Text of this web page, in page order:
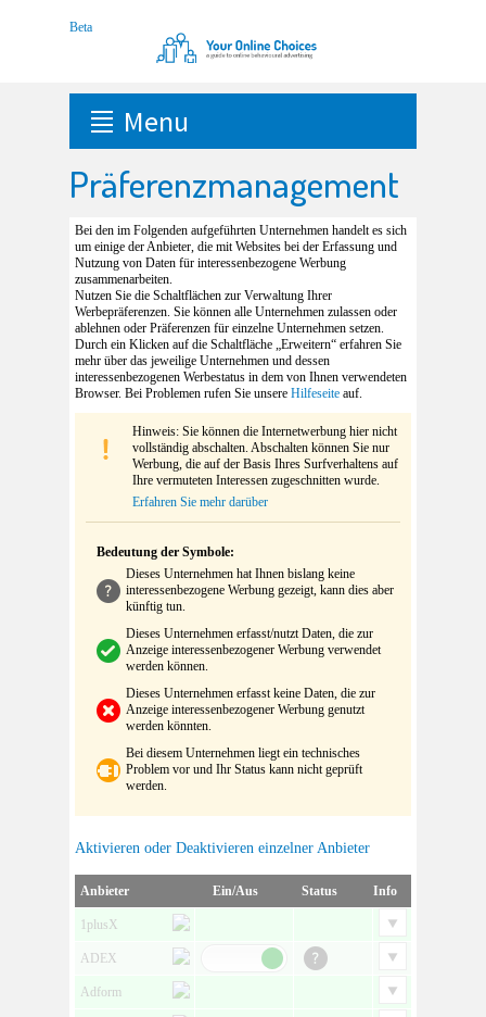
Menu
Präferenzmanagement
Bei den im Folgenden aufgeführten Unternehmen handelt es sich
um einige der Anbieter, die mit Websites bei der Erfassung und
Nutzung von Daten für interessenbezogene Werbung
zusammenarbeiten.
Nutzen Sie die Schaltflächen zur Verwaltung Ihrer
Werbepräferenzen. Sie können alle Unternehmen zulassen oder
ablehnen oder Präferenzen für einzelne Unternehmen setzen.
Durch ein Klicken auf die Schaltfläche „Erweitern“ erfahren Sie
mehr über das jeweilige Unternehmen und dessen
interessenbezogenen Werbestatus in dem von Ihnen verwendeten
Browser. Bei Problemen rufen Sie unsere Hilfeseite auf.
Hinweis: Sie können die Internetwerbung hier nicht
vollständig abschalten. Abschalten können Sie nur
Werbung, die auf der Basis Ihres Surfverhaltens auf
Ihre vermuteten Interessen zugeschnitten wurde.
Erfahren Sie mehr darüber
Bedeutung der Symbole:
Dieses Unternehmen hat Ihnen bislang keine
interessenbezogene Werbung gezeigt, kann dies aber
künftig tun.
Dieses Unternehmen erfasst/nutzt Daten, die zur
Anzeige interessenbezogener Werbung verwendet
werden können.
Dieses Unternehmen erfasst keine Daten, die zur
Anzeige interessenbezogener Werbung genutzt
werden könnten.
Bei diesem Unternehmen liegt ein technisches
Problem vor und Ihr Status kann nicht geprüft
werden.